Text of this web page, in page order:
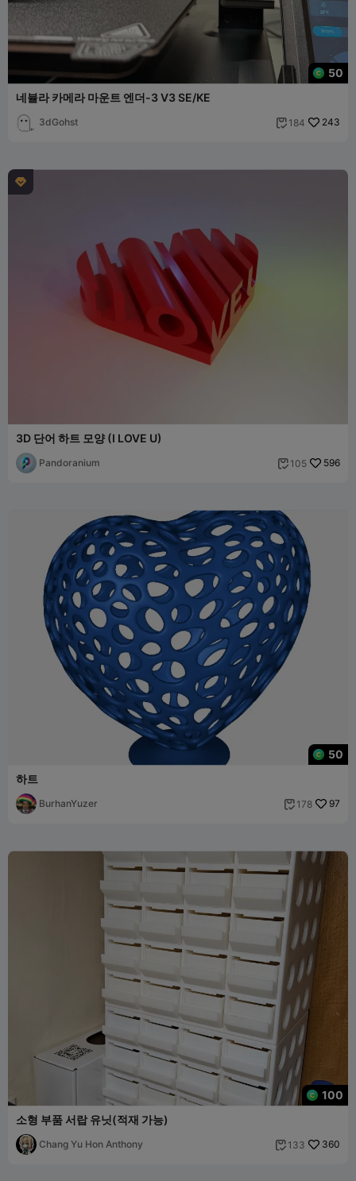
50
네뷸라 카메라 마운트 엔더-3 V3 SE/KE
3dGohst  184 243

3D 단어 하트 모양 (I LOVE U)
Pandoranium  105 596
50
하트
BurhanYuzer  178 97
100
소형 부품 서랍 유닛(적재 가능)
Chang Yu Hon Anthony  133 360